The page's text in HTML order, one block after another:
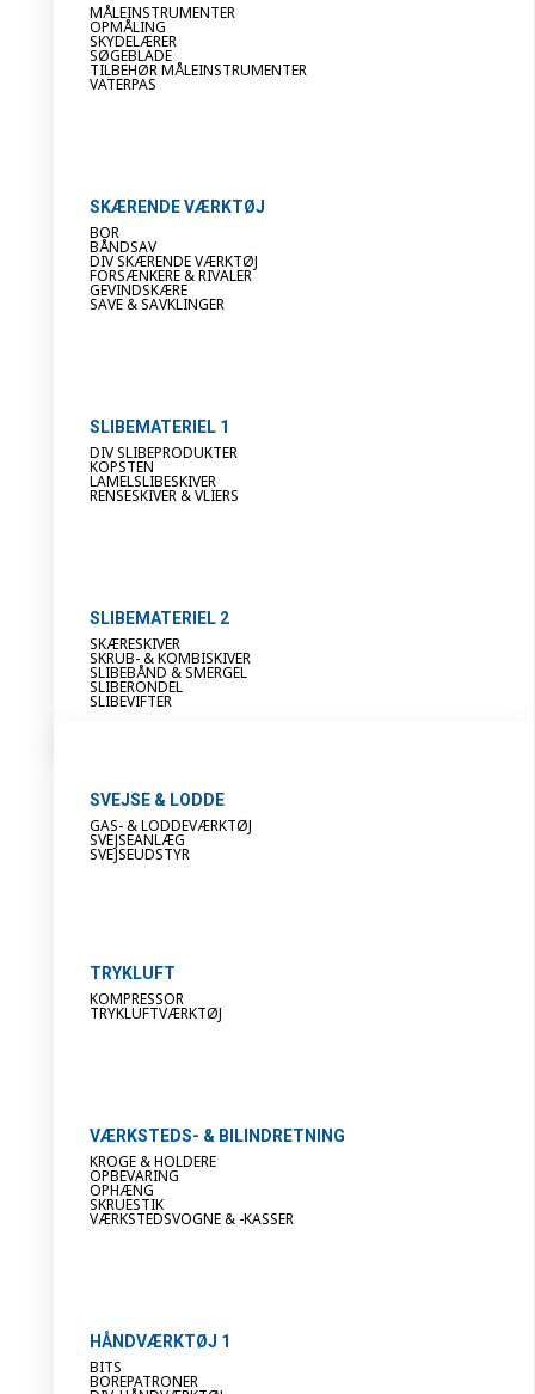
MÅLEINSTRUMENTER
OPMÅLING
SKYDELÆRER
SØGEBLADE
TILBEHØR MÅLEINSTRUMENTER
VATERPAS
SKÆRENDE VÆRKTØJ
BOR
BÅNDSAV
DIV SKÆRENDE VÆRKTØJ
FORSÆNKERE & RIVALER
GEVINDSKÆRE
SAVE & SAVKLINGER
SLIBEMATERIEL 1
DIV SLIBEPRODUKTER
KOPSTEN
LAMELSLIBESKIVER
RENSESKIVER & VLIERS
SLIBEMATERIEL 2
SKÆRESKIVER
SKRUB- & KOMBISKIVER
SLIBEBÅND & SMERGEL
SLIBERONDEL
SLIBEVIFTER
SVEJSE & LODDE
GAS- & LODDEVÆRKTØJ
SVEJSEANLÆG
SVEJSEUDSTYR
TRYKLUFT
KOMPRESSOR
TRYKLUFTVÆRKTØJ
VÆRKSTEDS- & BILINDRETNING
KROGE & HOLDERE
OPBEVARING
OPHÆNG
SKRUESTIK
VÆRKSTEDSVOGNE & -KASSER
HÅNDVÆRKTØJ 1
BITS
BOREPATRONER